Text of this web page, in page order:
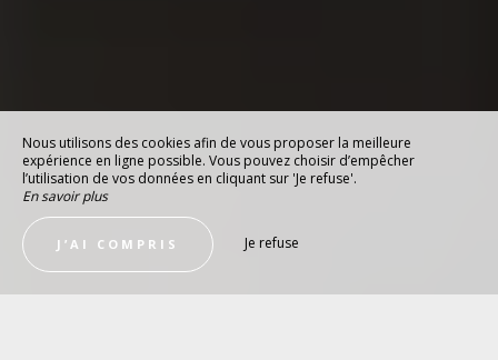
Nous utilisons des cookies afin de vous proposer la meilleure
expérience en ligne possible. Vous pouvez choisir d’empêcher
l’utilisation de vos données en cliquant sur 'Je refuse'.
En savoir plus
J’AI COMPRIS Je refuse